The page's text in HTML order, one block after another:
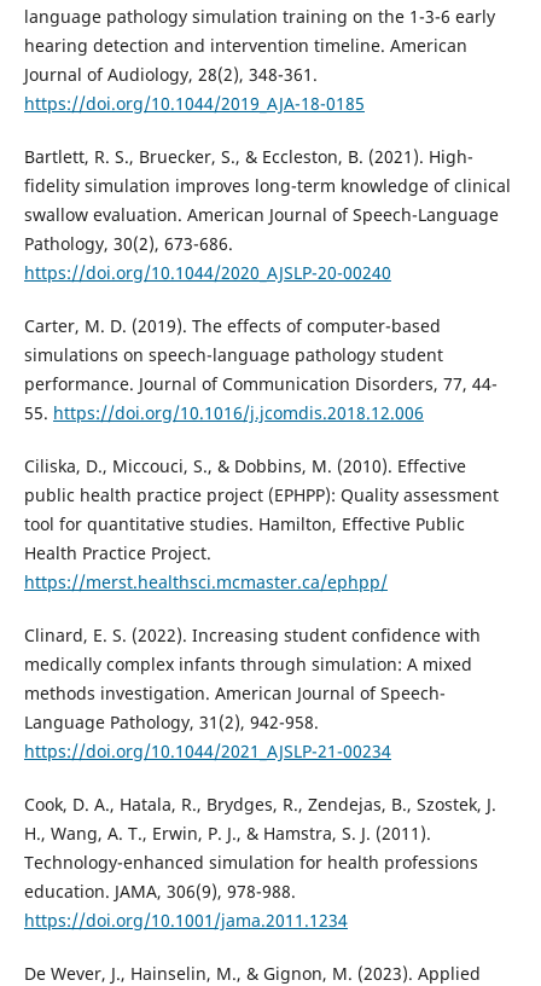
language pathology simulation training on the 1-3-6 early
hearing detection and intervention timeline. American
Journal of Audiology, 28(2), 348-361.
https://doi.org/10.1044/2019_AJA-18-0185
Bartlett, R. S., Bruecker, S., & Eccleston, B. (2021). High-
fidelity simulation improves long-term knowledge of clinical
swallow evaluation. American Journal of Speech-Language
Pathology, 30(2), 673-686.
https://doi.org/10.1044/2020_AJSLP-20-00240
Carter, M. D. (2019). The effects of computer-based
simulations on speech-language pathology student
performance. Journal of Communication Disorders, 77, 44-
55. https://doi.org/10.1016/j.jcomdis.2018.12.006
Ciliska, D., Miccouci, S., & Dobbins, M. (2010). Effective
public health practice project (EPHPP): Quality assessment
tool for quantitative studies. Hamilton, Effective Public
Health Practice Project.
https://merst.healthsci.mcmaster.ca/ephpp/
Clinard, E. S. (2022). Increasing student confidence with
medically complex infants through simulation: A mixed
methods investigation. American Journal of Speech-
Language Pathology, 31(2), 942-958.
https://doi.org/10.1044/2021_AJSLP-21-00234
Cook, D. A., Hatala, R., Brydges, R., Zendejas, B., Szostek, J.
H., Wang, A. T., Erwin, P. J., & Hamstra, S. J. (2011).
Technology-enhanced simulation for health professions
education. JAMA, 306(9), 978-988.
https://doi.org/10.1001/jama.2011.1234
De Wever, J., Hainselin, M., & Gignon, M. (2023). Applied